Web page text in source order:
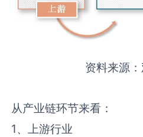
资料来源
从产业链环节来看：
1、上游行业